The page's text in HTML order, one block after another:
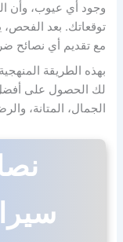
وجود أي عيوب، وأن
توقعاتك. بعد الفحص،
مع تقديم أي نصائح
بهذه الطريقة
لك الحصول على
الجمال، المتانة،